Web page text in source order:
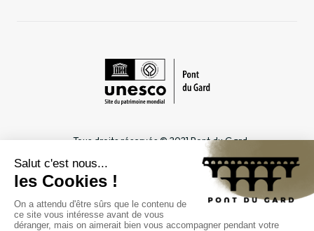
Tous droits réservés © 2021 Pont du Gard
Confidentialité
Horaires
ESPACES DÉDIÉS